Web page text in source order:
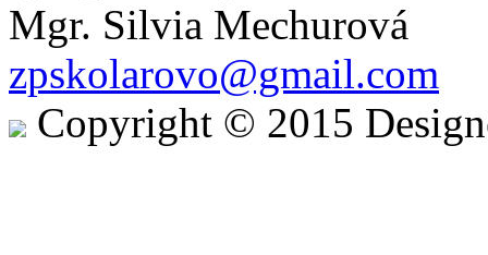
Mgr. Silvia Mechurová
zpskolarovo@gmail.com
Copyright © 2015